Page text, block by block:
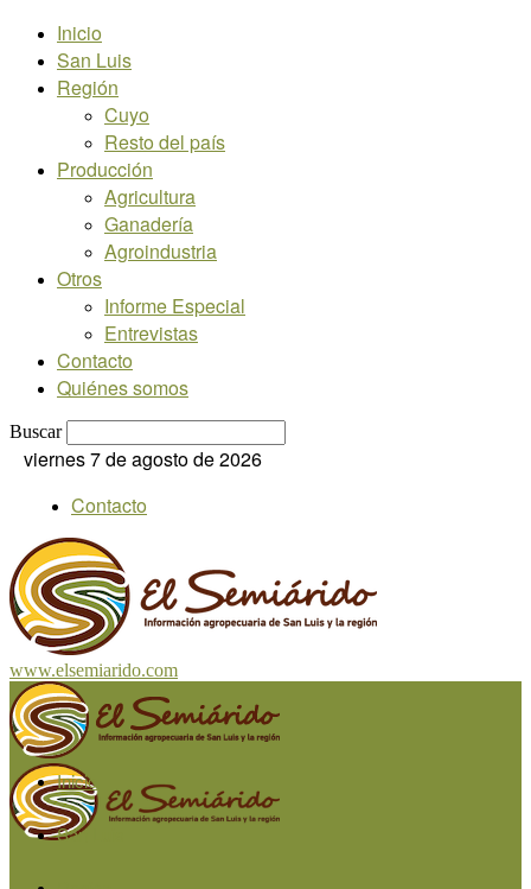
Inicio
San Luis
Región
Cuyo
Resto del país
Producción
Agricultura
Ganadería
Agroindustria
Otros
Informe Especial
Entrevistas
Contacto
Quiénes somos
Buscar
viernes 7 de agosto de 2026
Contacto
www.elsemiarido.com
Inicio
San Luis